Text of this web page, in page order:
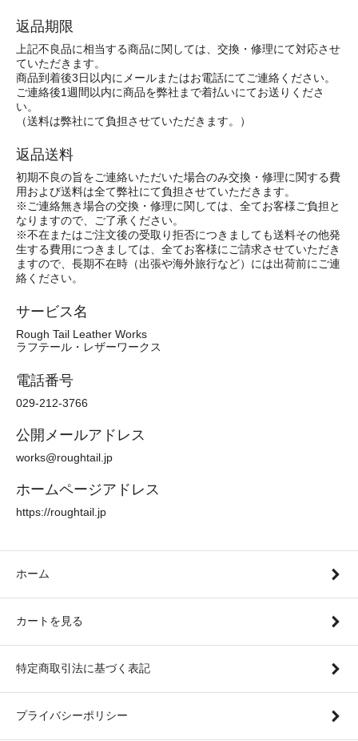
返品期限
上記不良品に相当する商品に関しては、交換・修理にて対応させ
ていただきます。
商品到着後3日以内にメールまたはお電話にてご連絡ください。
ご連絡後1週間以内に商品を弊社まで着払いにてお送りくださ
い。
（送料は弊社にて負担させていただきます。）
返品送料
初期不良の旨をご連絡いただいた場合のみ交換・修理に関する費
用および送料は全て弊社にて負担させていただきます。
※ご連絡無き場合の交換・修理に関しては、全てお客様ご負担と
なりますので、ご了承ください。
※不在またはご注文後の受取り拒否につきましても送料その他発
生する費用につきましては、全てお客様にご請求させていただき
ますので、長期不在時（出張や海外旅行など）には出荷前にご連
絡ください。
サービス名
Rough Tail Leather Works
ラフテール・レザーワークス
電話番号
029-212-3766
公開メールアドレス
works@roughtail.jp
ホームページアドレス
https://roughtail.jp
ホーム
カートを見る
特定商取引法に基づく表記
プライバシーポリシー